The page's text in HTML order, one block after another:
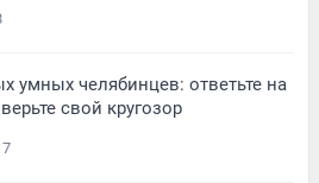
умных челябинцев: ответьте на
свой кругозор